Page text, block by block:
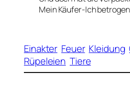
Mein Käufer-Ich
Einakter Feuer Kleidung
Rüpeleien Tiere